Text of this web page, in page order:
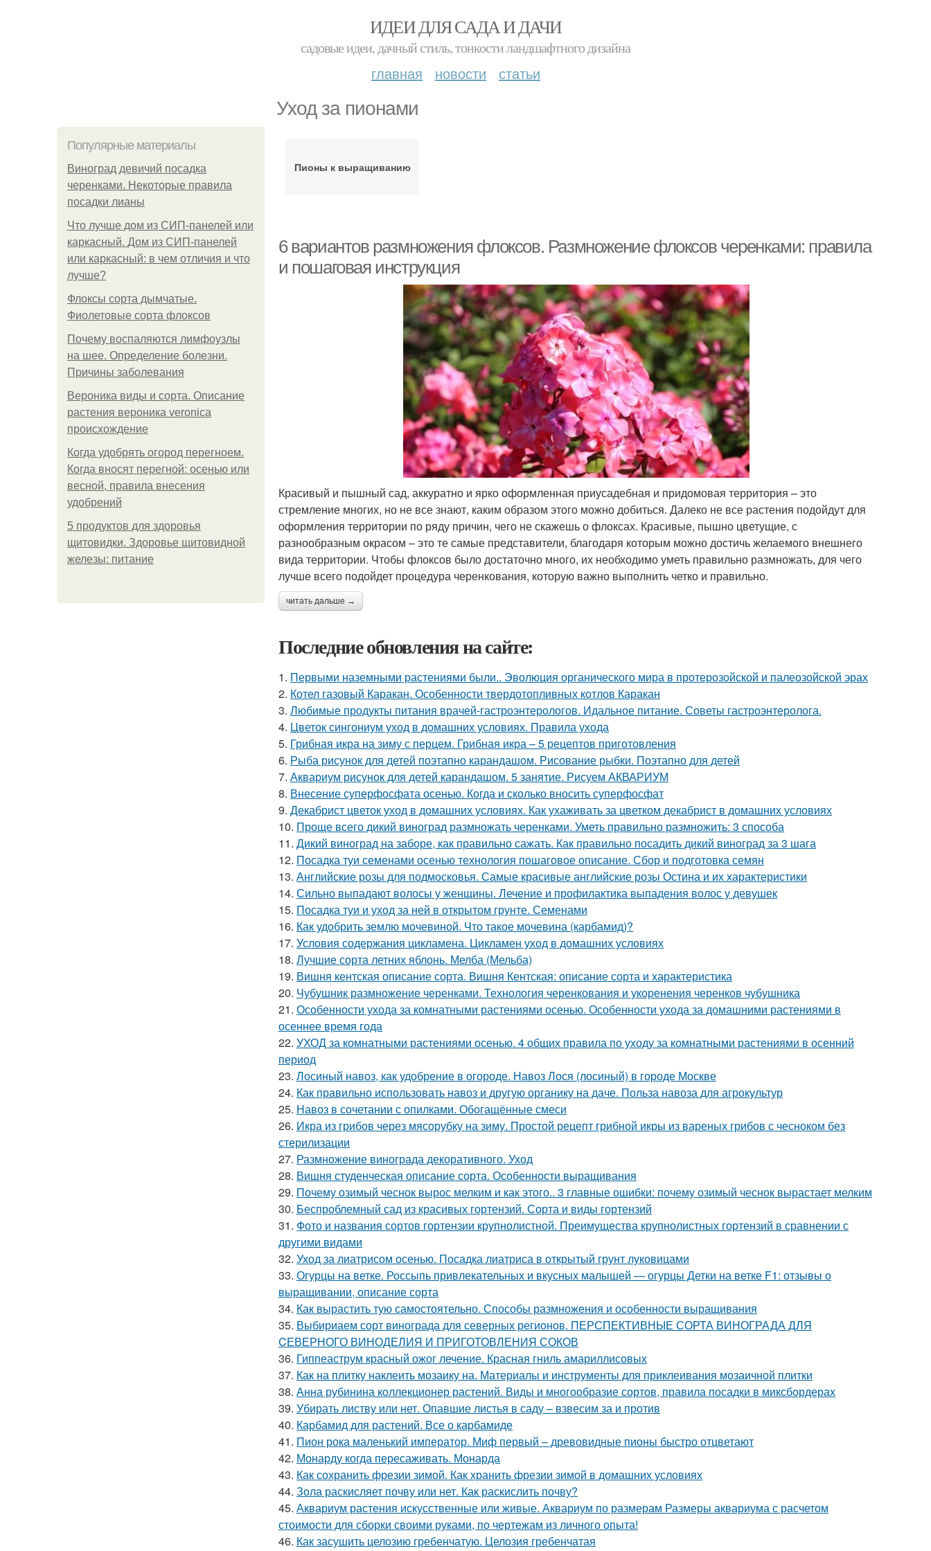
ИДЕИ ДЛЯ САДА И ДАЧИ
садовые идеи, дачный стиль, тонкости ландшафтного дизайна
главная новости статьи
Уход за пионами
Популярные материалы
Виноград девичий посадка
черенками. Некоторые правила
посадки лианы
Что лучше дом из СИП-панелей или
каркасный. Дом из СИП-панелей
или каркасный: в чем отличия и что
лучше?
Флоксы сорта дымчатые.
Фиолетовые сорта флоксов
Почему воспаляются лимфоузлы
на шее. Определение болезни.
Причины заболевания
Вероника виды и сорта. Описание
растения вероника veronica
происхождение
Когда удобрять огород перегноем.
Когда вносят перегной: осенью или
весной, правила внесения
удобрений
5 продуктов для здоровья
щитовидки. Здоровье щитовидной
железы: питание
Пионы к выращиванию
6 вариантов размножения флоксов. Размножение флоксов черенками: правила
и пошаговая инструкция
Красивый и пышный сад, аккуратно и ярко оформленная приусадебная и придомовая территория – это
стремление многих, но не все знают, каким образом этого можно добиться. Далеко не все растения подойдут для
оформления территории по ряду причин, чего не скажешь о флоксах. Красивые, пышно цветущие, с
разнообразным окрасом – это те самые представители, благодаря которым можно достичь желаемого внешнего
вида территории. Чтобы флоксов было достаточно много, их необходимо уметь правильно размножать, для чего
лучше всего подойдет процедура черенкования, которую важно выполнить четко и правильно.
читать дальше →
Последние обновления на сайте:
1. Первыми наземными растениями были.. Эволюция органического мира в протерозойской и палеозойской эрах
2. Котел газовый Каракан. Особенности твердотопливных котлов Каракан
3. Любимые продукты питания врачей-гастроэнтерологов. Идальное питание. Советы гастроэнтеролога.
4. Цветок сингониум уход в домашних условиях. Правила ухода
5. Грибная икра на зиму с перцем. Грибная икра – 5 рецептов приготовления
6. Рыба рисунок для детей поэтапно карандашом. Рисование рыбки. Поэтапно для детей
7. Аквариум рисунок для детей карандашом. 5 занятие. Рисуем АКВАРИУМ
8. Внесение суперфосфата осенью. Когда и сколько вносить суперфосфат
9. Декабрист цветок уход в домашних условиях. Как ухаживать за цветком декабрист в домашних условиях
10. Проще всего дикий виноград размножать черенками. Уметь правильно размножить: 3 способа
11. Дикий виноград на заборе, как правильно сажать. Как правильно посадить дикий виноград за 3 шага
12. Посадка туи семенами осенью технология пошаговое описание. Сбор и подготовка семян
13. Английские розы для подмосковья. Самые красивые английские розы Остина и их характеристики
14. Сильно выпадают волосы у женщины. Лечение и профилактика выпадения волос у девушек
15. Посадка туи и уход за ней в открытом грунте. Семенами
16. Как удобрить землю мочевиной. Что такое мочевина (карбамид)?
17. Условия содержания цикламена. Цикламен уход в домашних условиях
18. Лучшие сорта летних яблонь. Мелба (Мельба)
19. Вишня кентская описание сорта. Вишня Кентская: описание сорта и характеристика
20. Чубушник размножение черенками. Технология черенкования и укоренения черенков чубушника
21. Особенности ухода за комнатными растениями осенью. Особенности ухода за домашними растениями в
осеннее время года
22. УХОД за комнатными растениями осенью. 4 общих правила по уходу за комнатными растениями в осенний
период
23. Лосиный навоз, как удобрение в огороде. Навоз Лося (лосиный) в городе Москве
24. Как правильно использовать навоз и другую органику на даче. Польза навоза для агрокультур
25. Навоз в сочетании с опилками. Обогащённые смеси
26. Икра из грибов через мясорубку на зиму. Простой рецепт грибной икры из вареных грибов с чесноком без
стерилизации
27. Размножение винограда декоративного. Уход
28. Вишня студенческая описание сорта. Особенности выращивания
29. Почему озимый чеснок вырос мелким и как этого.. 3 главные ошибки: почему озимый чеснок вырастает мелким
30. Беспроблемный сад из красивых гортензий. Сорта и виды гортензий
31. Фото и названия сортов гортензии крупнолистной. Преимущества крупнолистных гортензий в сравнении с
другими видами
32. Уход за лиатрисом осенью. Посадка лиатриса в открытый грунт луковицами
33. Огурцы на ветке. Россыпь привлекательных и вкусных малышей — огурцы Детки на ветке F1: отзывы о
выращивании, описание сорта
34. Как вырастить тую самостоятельно. Способы размножения и особенности выращивания
35. Выбириаем сорт винограда для северных регионов. ПЕРСПЕКТИВНЫЕ СОРТА ВИНОГРАДА ДЛЯ
CЕВЕРНОГО ВИНОДЕЛИЯ И ПРИГОТОВЛЕНИЯ СОКОВ
36. Гиппеаструм красный ожог лечение. Красная гниль амариллисовых
37. Как на плитку наклеить мозаику на. Материалы и инструменты для приклеивания мозаичной плитки
38. Анна рубинина коллекционер растений. Виды и многообразие сортов, правила посадки в миксбордерах
39. Убирать листву или нет. Опавшие листья в саду – взвесим за и против
40. Карбамид для растений. Все о карбамиде
41. Пион рока маленький император. Миф первый – древовидные пионы быстро отцветают
42. Монарду когда пересаживать. Монарда
43. Как сохранить фрезии зимой. Как хранить фрезии зимой в домашних условиях
44. Зола раскисляет почву или нет. Как раскислить почву?
45. Аквариум растения искусственные или живые. Аквариум по размерам Размеры аквариума с расчетом
стоимости для сборки своими руками, по чертежам из личного опыта!
46. Как засушить целозию гребенчатую. Целозия гребенчатая